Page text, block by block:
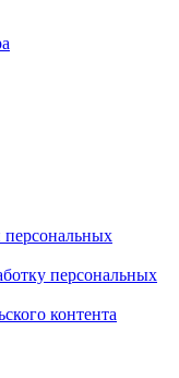
персональных
контента